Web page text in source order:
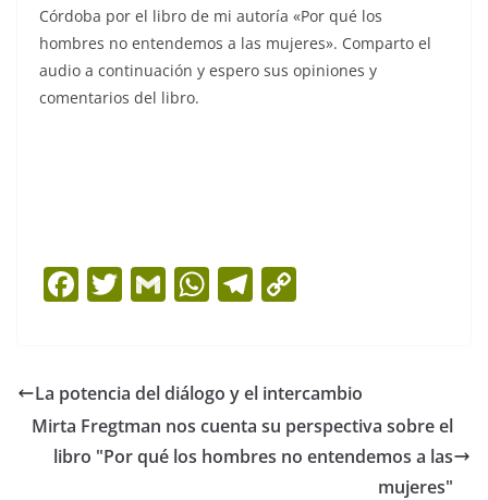
Córdoba por el libro de mi autoría «Por qué los
hombres no entendemos a las mujeres». Comparto el
audio a continuación y espero sus opiniones y
comentarios del libro.
F
e
b
o
T
er
G
l
W
s
A
p
T
gr
a
m
y
Li
n
La potencia del diálogo y el intercambio
Mirta Fregtman nos cuenta su perspectiva sobre el
libro "Por qué los hombres no entendemos a las
mujeres"